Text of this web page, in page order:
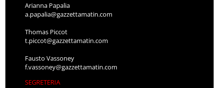
Arianna Papalia
a.papalia@gazzettamatin.com
Thomas Piccot
t.piccot@gazzettamatin.com
Fausto Vassoney
f.vassoney@gazzettamatin.com
SEGRETERIA